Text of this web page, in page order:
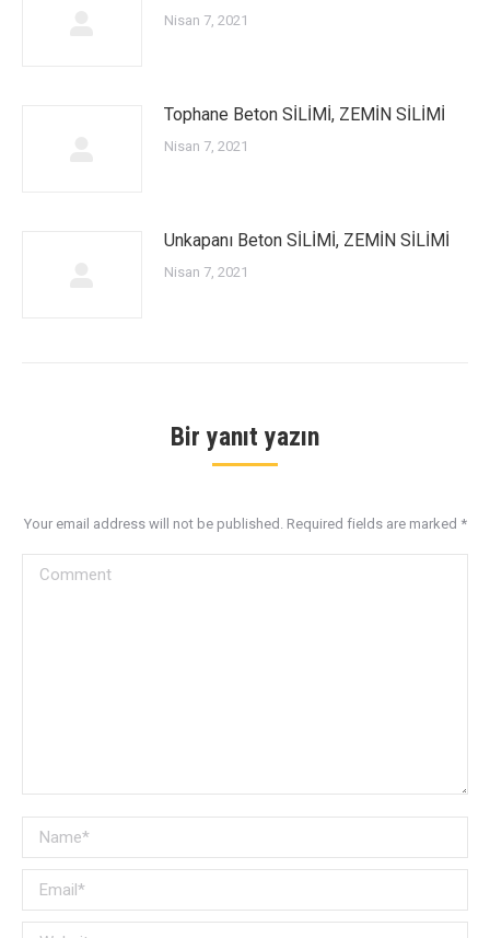
Nisan 7, 2021
Tophane Beton SİLİMİ, ZEMİN SİLİMİ
Nisan 7, 2021
Unkapanı Beton SİLİMİ, ZEMİN SİLİMİ
Nisan 7, 2021
Bir yanıt yazın
Your email address will not be published. Required fields are marked *
Comment
Name *
Email *